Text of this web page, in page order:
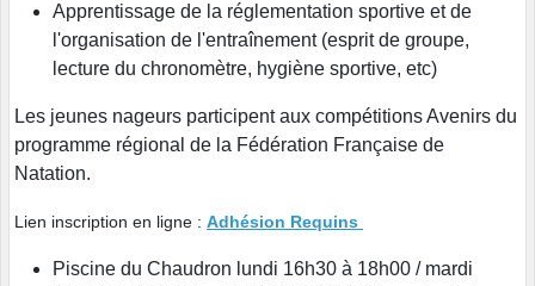
Apprentissage de la réglementation sportive et de
l'organisation de l'entraînement (esprit de groupe,
lecture du chronomètre, hygiène sportive, etc)
Les jeunes nageurs participent aux compétitions Avenirs du
programme régional de la Fédération Française de
Natation.
Lien inscription en ligne : Adhésion Requins
Piscine du Chaudron lundi 16h30 à 18h00 / mardi